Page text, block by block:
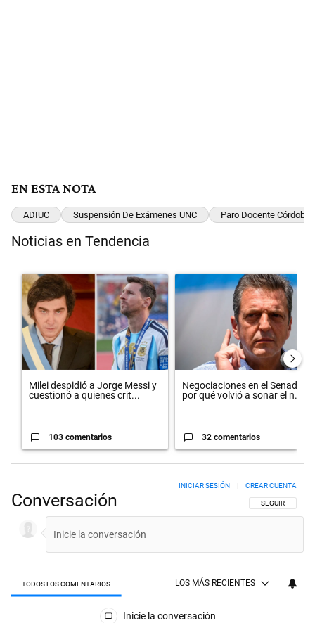
EN ESTA NOTA
ADIUC Suspensión De Exámenes UNC Paro Docente Córdoba
Noticias en Tendencia
Un artículo de tendencia con el título "Milei despidió a Jorge Messi
Milei despidió a Jorge Messi y
cuestionó a quienes crit...
103 comentarios
Un artículo de tendencia con el
Negociaciones en el Senado:
por qué volvió a sonar el n...
32 comentarios
Conversación SIGA ESTA
SEGUIR
INICIAR SESIÓN CREAR CUENTA
TODOS LOS COMENTARIOS LOS MÁS RECIENTES
Todos los comentarios
Inicie la conversación